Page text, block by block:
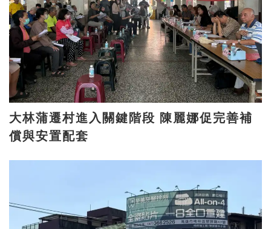
大林蒲遷村進入關鍵階段 陳麗娜促完善補
償與安置配套